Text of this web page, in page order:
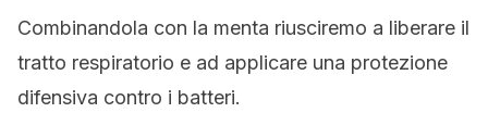
Combinandola con la menta riusciremo a liberare il
tratto respiratorio e ad applicare una protezione
difensiva contro i batteri.